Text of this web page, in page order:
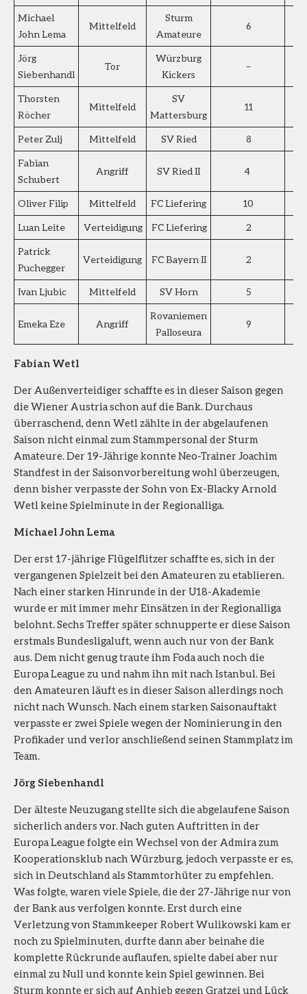
Michael
John Lema
Mittelfeld
Sturm
Amateure
6
Jörg
Siebenhandl
Tor
Würzburg
Kickers
–
Thorsten
Röcher
Mittelfeld
SV
Mattersburg
11
Peter Zulj Mittelfeld SV Ried 8
Fabian
Schubert
Angriff SV Ried II 4
Oliver Filip Mittelfeld FC Liefering 10
Luan Leite Verteidigung FC Liefering 2
Patrick
Puchegger
Verteidigung FC Bayern II 2
Ivan Ljubic Mittelfeld SV Horn 5
Emeka Eze Angriff
Rovaniemen
Palloseura
9
Fabian Wetl
Der Außenverteidiger schaffte es in dieser Saison gegen
die Wiener Austria schon auf die Bank. Durchaus
überraschend, denn Wetl zählte in der abgelaufenen
Saison nicht einmal zum Stammpersonal der Sturm
Amateure. Der 19-Jährige konnte Neo-Trainer Joachim
Standfest in der Saisonvorbereitung wohl überzeugen,
denn bisher verpasste der Sohn von Ex-Blacky Arnold
Wetl keine Spielminute in der Regionalliga.
Michael John Lema
Der erst 17-jährige Flügelflitzer schaffte es, sich in der
vergangenen Spielzeit bei den Amateuren zu etablieren.
Nach einer starken Hinrunde in der U18-Akademie
wurde er mit immer mehr Einsätzen in der Regionalliga
belohnt. Sechs Treffer später schnupperte er diese Saison
erstmals Bundesligaluft, wenn auch nur von der Bank
aus. Dem nicht genug traute ihm Foda auch noch die
Europa League zu und nahm ihn mit nach Istanbul. Bei
den Amateuren läuft es in dieser Saison allerdings noch
nicht nach Wunsch. Nach einem starken Saisonauftakt
verpasste er zwei Spiele wegen der Nominierung in den
Profikader und verlor anschließend seinen Stammplatz im
Team.
Jörg Siebenhandl
Der älteste Neuzugang stellte sich die abgelaufene Saison
sicherlich anders vor. Nach guten Auftritten in der
Europa League folgte ein Wechsel von der Admira zum
Kooperationsklub nach Würzburg, jedoch verpasste er es,
sich in Deutschland als Stammtorhüter zu empfehlen.
Was folgte, waren viele Spiele, die der 27-Jährige nur von
der Bank aus verfolgen konnte. Erst durch eine
Verletzung von Stammkeeper Robert Wulikowski kam er
noch zu Spielminuten, durfte dann aber beinahe die
komplette Rückrunde auflaufen, spielte dabei aber nur
einmal zu Null und konnte kein Spiel gewinnen. Bei
Sturm konnte er sich auf Anhieb gegen Gratzei und Lück